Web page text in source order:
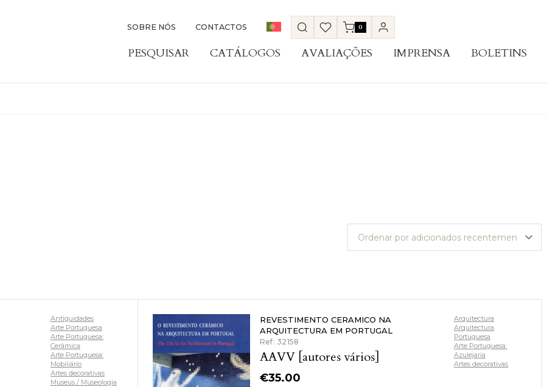
SOBRE NÓS CONTACTOS 0
PESQUISAR CATÁLOGOS AVALIAÇÕES IMPRENSA BOLETINS
Antiguidades
Arte Portuguesa
Arte Portuguesa:
Cerâmica
Arte Portuguesa:
Mobiliário
Artes decorativas
Museus / Museologia
REVESTIMENTO CERAMICO NA
ARQUITECTURA EM PORTUGAL
Ref: 32158
AAVV [autores vários]
€35.00
Arquitectura
Arquitectura
Portuguesa
Arte Portuguesa:
Azulejaria
Artes decorativas